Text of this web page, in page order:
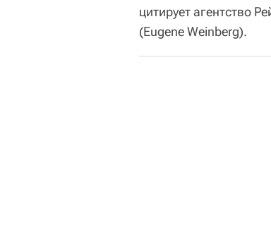
цитирует агентство
(Eugene Weinberg).